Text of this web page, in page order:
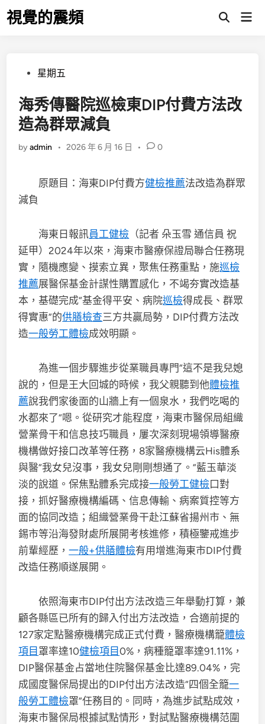
Skip
to視覺的震頻
Open
Posted星期五
海秀傳醫院巡檢東DIP付費方法改
造為群眾減負
byadmin • 2026 年 6 月 16 日 • 0
原題目：海東DIP付費方健檢推薦法改造為群眾
減負
海東日報訊員工健檢 （記者 朵玉雪 通信員 祝
延甲）2024年以來，海東市醫療保證局聯合任務現
實，隨機應變、摸索立異，聚焦任務重點，施巡檢
推薦展醫保基金計謀性購置感化，不竭夯實改造基
本，基礎完成“基金得平安、病院巡檢得成長、群眾
得實惠”的供膳檢查三方共贏局勢，DIP付費方法改
造一般勞工體檢成效明顯。
為進一個步驟進步從業職員專門“這不是我兒媳
說的，但是王大回城的時候，我父親聽到他體檢推
薦說我們家後面的山牆上有一個泉水，我們吃喝的
水都來了“嗯。從研究才能程度，海東市醫保局組織
營業骨干和信息技巧職員，屢次深刻現場領導醫療
機構做好接口改革等任務，8家醫療機構云His體系
與醫“我女兒沒事，我女兒剛剛想通了。”藍玉華淡
淡的說道。保焦點體系完成接一般勞工健檢口對
接，抓好醫療機構編碼、信息傳輸、病案質控等方
面的協同改造；組織營業骨干赴江蘇省揚州市、無
錫市等沿海發財處所展開考核進修，積極鑒戒進步
前輩經歷，一般+供膳體檢有用增進海東市DIP付費
改造任務順遂展開。
依照海東市DIP付出方法改造三年舉動打算，兼
顧各縣區已所有的歸入付出方法改造，合適前提的
127家定點醫療機構完成正式付費，醫療機構籠體檢
項目 罩率達10健檢項目0%，病種籠罩率達91.11%，
DIP醫保基金占當地住院醫保基金比達89.04%，完
成國度醫保局提出的DIP付出方法改造“四個全籠一
般勞工體檢罩”任務目的。同時，為進步試點成效，
海東市醫保局根據試點情形，對試點醫療機構范圍